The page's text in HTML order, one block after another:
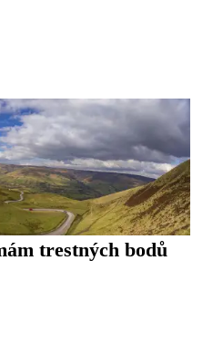
trestných bodů